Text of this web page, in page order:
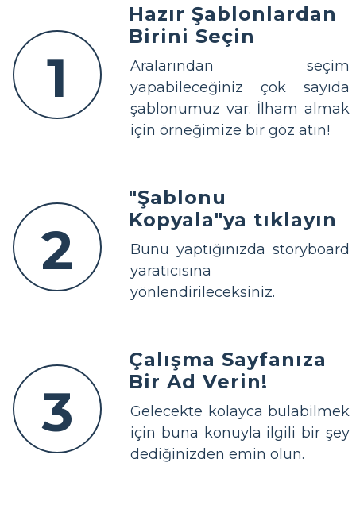
1
Hazır Şablonlardan
Birini Seçin
Aralarından seçim
yapabileceğiniz çok sayıda
şablonumuz var. İlham almak
için örneğimize bir göz atın!
2
"Şablonu
Kopyala"ya tıklayın
Bunu yaptığınızda storyboard
yaratıcısına
yönlendirileceksiniz.
3
Çalışma Sayfanıza
Bir Ad Verin!
Gelecekte kolayca bulabilmek
için buna konuyla ilgili bir şey
dediğinizden emin olun.